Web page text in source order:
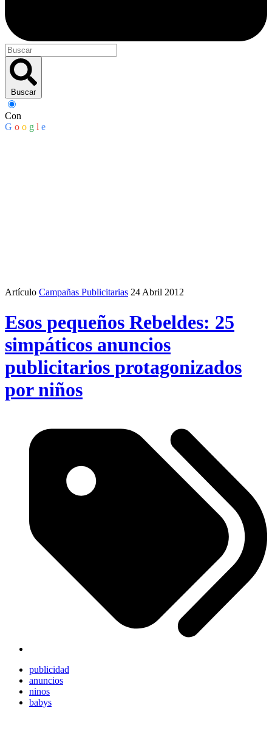
Buscar
Con
G o o g l e
Artículo Campañas Publicitarias 24 Abril 2012
Esos pequeños Rebeldes: 25
simpáticos anuncios
publicitarios protagonizados
por niños
publicidad
anuncios
ninos
babys